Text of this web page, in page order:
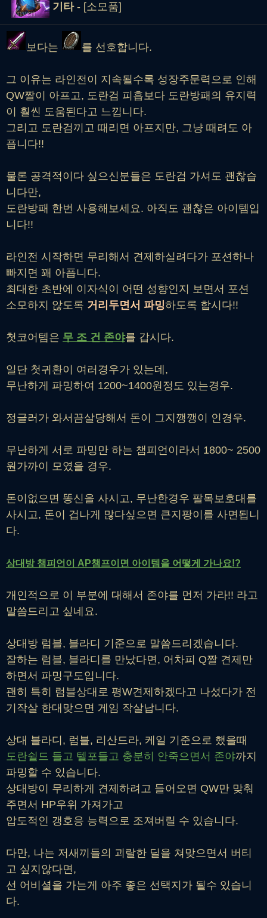
기타- [소모품]
보다는 를 선호합니다.
그 이유는 라인전이 지속될수록 성장주문력으로 인해
QW짤이 아프고, 도란검 피흡보다 도란방패의 유지력
이 훨씬 도움된다고 느낍니다.
그리고 도란검끼고 때리면 아프지만, 그냥 때려도 아
픕니다!!
물론 공격적이다 싶으신분들은 도란검 가셔도 괜찮습
니다만,
도란방패 한번 사용해보세요. 아직도 괜찮은 아이템입
니다!!
라인전 시작하면 무리해서 견제하실려다가 포션하나
빠지면 꽤 아픕니다.
최대한 초반에 이자식이 어떤 성향인지 보면서 포션
소모하지 않도록 거리두면서 파밍하도록 합시다!!
첫코어템은 무 조 건 존야를 갑시다.
일단 첫귀환이 여러경우가 있는데,
무난하게 파밍하여 1200~1400원정도 있는경우.
정글러가 와서끔살당해서 돈이 그지깽깽이 인경우.
무난하게 서로 파밍만 하는 챔피언이라서 1800~ 2500
원가까이 모였을 경우.
돈이없으면 똥신을 사시고, 무난한경우 팔목보호대를
사시고, 돈이 겁나게 많다싶으면 큰지팡이를 사면됩니
다.
상대방 챔피언이 AP챔프이면 아이템을 어떻게 가나요!?
개인적으로 이 부분에 대해서 존야를 먼저 가라!! 라고
말씀드리고 싶네요.
상대방 럼블, 블라디 기준으로 말씀드리겠습니다.
잘하는 럼블, 블라디를 만났다면, 어차피 Q짤 견제만
하면서 파밍구도입니다.
괜히 특히 럼블상대로 평W견제하겠다고 나섰다가 전
기작살 한대맞으면 게임 작살납니다.
상대 블라디, 럼블, 리산드라, 케일 기준으로 했을때
도란쉴드 들고 텔포들고 충분히 안죽으면서 존야까지
파밍할 수 있습니다.
상대방이 무리하게 견제하려고 들어오면 QW만 맞춰
주면서 HP우위 가져가고
압도적인 갱호응 능력으로 조져버릴 수 있습니다.
다만, 나는 저새끼들의 괴랄한 딜을 쳐맞으면서 버티
고 싶지않다면,
선 어비셜을 가는게 아주 좋은 선택지가 될수 있습니
다.